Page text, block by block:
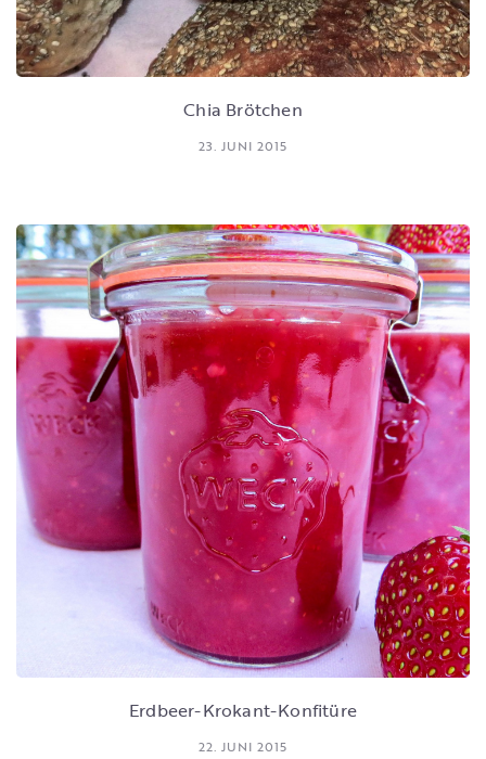
Chia Brötchen
23. JUNI 2015
Erdbeer-Krokant-Konfitüre
22. JUNI 2015